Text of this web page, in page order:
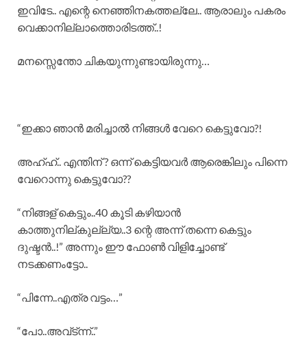
ഇവിടേ.. എന്റെ നെഞ്ഞിനകത്തല്ലേ.. ആരാലും പകരം
വെക്കാനില്ലാത്തൊരിടത്ത്..!
മനസ്സെന്തോ ചികയുന്നുണ്ടായിരുന്നു…
“ഇക്കാ ഞാൻ മരിച്ചാൽ നിങ്ങൾ വേറെ കെട്ടുവോ?!
അഹ്ഹ്.. എന്തിന് ? ഒന്ന് കെട്ടിയവർ ആരെങ്കിലും പിന്നെ
വേറൊന്നു കെട്ടുവോ??
“നിങ്ങള് കെട്ടും..40 കൂടി കഴിയാൻ
കാത്തുനില്കുല്ല്യ..3 ന്റെ അന്ന് തന്നെ കെട്ടും
ദുഷ്ടൻ..!” അന്നും ഈ ഫോൺ വിളിച്ചോണ്ട്
നടക്കണംട്ടോ..
“പിന്നേ..എത്ര വട്ടം…”
“പോ..അവ്ട്ന്ന്..”